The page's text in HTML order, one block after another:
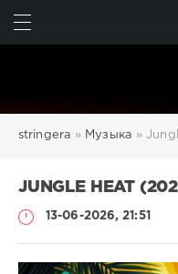
stringera » Музыка »
JUNGLE HEAT
13-06-2026, 21:51